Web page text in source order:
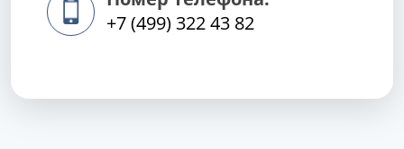
+7 (499) 322 43 82